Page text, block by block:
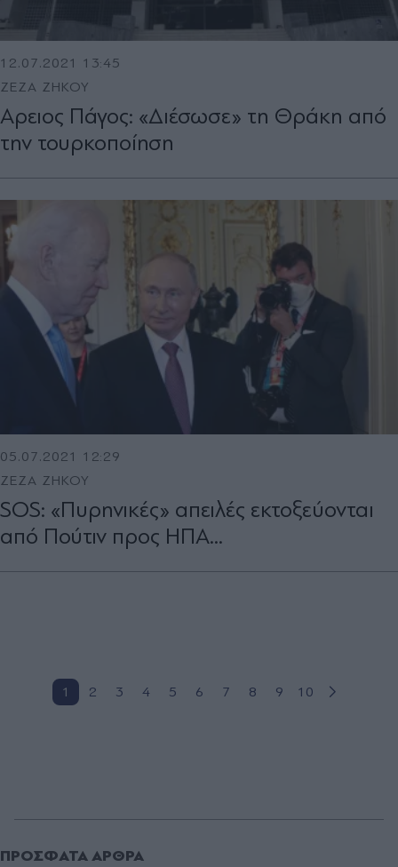
12.07.2021 13:45
ΖΕΖΑ ΖΗΚΟΥ
Αρειος Πάγος: «Διέσωσε» τη Θράκη από
την τουρκοποίηση
05.07.2021 12:29
ΖΕΖΑ ΖΗΚΟΥ
SOS: «Πυρηνικές» απειλές εκτοξεύονται
από Πούτιν προς ΗΠΑ...
1 2 3 4 5 6 7 8 9 10
ΠΡΌΣΦΑΤΑ ΆΡΘΡΑ